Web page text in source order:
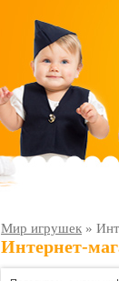
Мир игрушек »
Интернет-